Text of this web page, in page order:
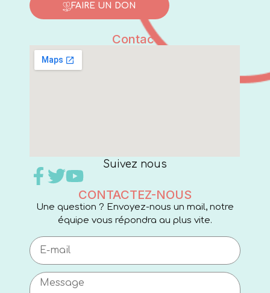
FAIRE UN DON
Contact
Suivez nous
CONTACTEZ-NOUS
Une question ? Envoyez-nous un mail, notre
équipe vous répondra au plus vite.